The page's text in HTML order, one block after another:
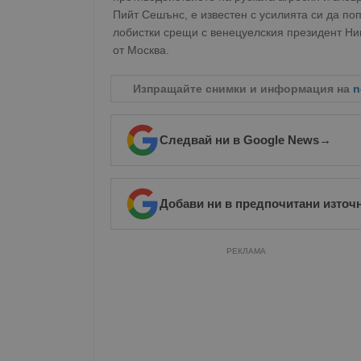
Пийт Сешънс, е известен с усилията си да
лобистки срещи с венецуелския президент
от Москва.
Изпращайте снимки и информация на
Следвай ни в Google News→
Добави ни в предпочитани
РЕКЛАМА
Име